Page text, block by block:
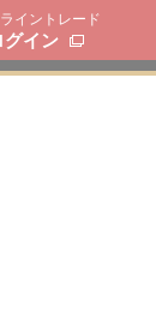
イントレード
グイン